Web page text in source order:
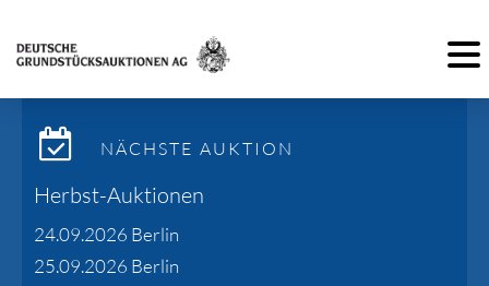
NÄCHSTE AUKTION
Herbst-Auktionen
24.09.2026 Berlin
25.09.2026 Berlin